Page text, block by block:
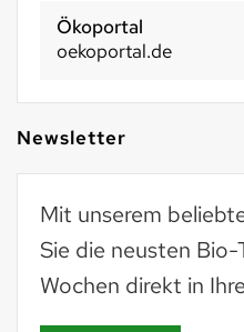
Basel 2030
basel2030.ch
Newsletter
Mit unserem
Sie die neusten
Wochen direkt in